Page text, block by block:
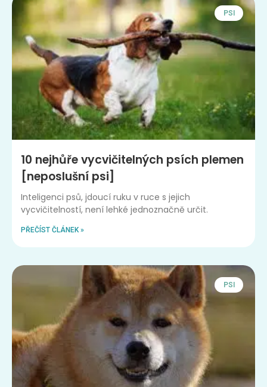
PSI
10 nejhůře vycvičitelných psích plemen
[neposlušní psi]
Inteligenci psů, jdoucí ruku v ruce s jejich
vycvičitelností, není lehké jednoznačně určit.
PŘEČÍST ČLÁNEK »
PSI